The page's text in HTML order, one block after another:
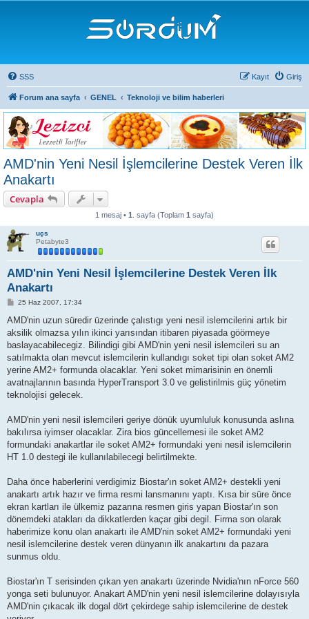
SSS Giriş
Kayıt
Forum ana sayfa GENEL Teknoloji ve bilim haberleri
AMD'nin Yeni Nesil İşlemcilerine Destek Veren İlk
Anakartı
Cevapla
1 mesaj • 1 . sayfa (Toplam 1 sayfa)
uçs
Petabyte3
AMD'nin Yeni Nesil İşlemcilerine Destek Veren İlk
Anakartı
M
s
j
25 Haz 2007, 17:34
AMD'nin uzun süredir üzerinde çalıstıgı yeni nesil islemcilerini artık bir
aksilik olmazsa yılın ikinci yarısından itibaren piyasada göörmeye
baslayacabilecegiz. Bilindigi gibi AMD'nin yeni nesil islemcileri su an
satılmakta olan mevcut islemcilerin kullandıgı soket tipi olan soket AM2
yerine AM2+ formunda olacaklar. Yeni soket mimarisinin en önemli
avatnajlarının basında HyperTransport 3.0 ve gelistirilmis güç yönetim
teknolojisi gelecek.
AMD'nin yeni nesil islemcileri geriye dönük uyumluluk konusunda aslına
bakılırsa iyimser olacaklar. Zira bios güncellemesi ile soket AM2
formundaki anakartlar ile soket AM2+ formundaki yeni nesil islemcilerin
HT 1.0 destegi ile kullanılabilecegi belirtilmekte.
Daha önce haberlerini verdigimiz Biostar'ın soket AM2+ destekli yeni
anakartı artık hazır ve firma resmi lansmanını yaptı. Kısa bir süre önce
ekran kartları ile ülkemiz pazarına resmen giris yapan Biostar'ın son
dönemdeki atakları da dikkatlerden kaçar gibi degil. Firma son olarak
haberimize konu olan anakartı ile AMD'nin soket AM2+ formundaki yeni
nesil islemcilerine destek veren dünyanın ilk anakartını da pazara
sunmus oldu.
Biostar'ın T serisinden çıkan yen anakartı üzerinde Nvidia'nın nForce 560
yonga seti bulunuyor. Anakart AMD'nin yeni nesil islemcilerine dolayısıyla
AMD'nin çıkacak ilk dogal dört çekirdege sahip islemcilerine de destek